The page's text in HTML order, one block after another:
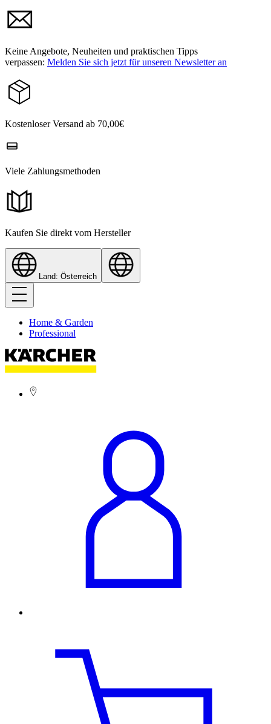
Keine Angebote, Neuheiten und praktischen Tipps
verpassen: Melden Sie sich jetzt für unseren Newsletter an
Kostenloser Versand ab 70,00€
Viele Zahlungsmethoden
Kaufen Sie direkt vom Hersteller
Land: Österreich
Home & Garden
Professional